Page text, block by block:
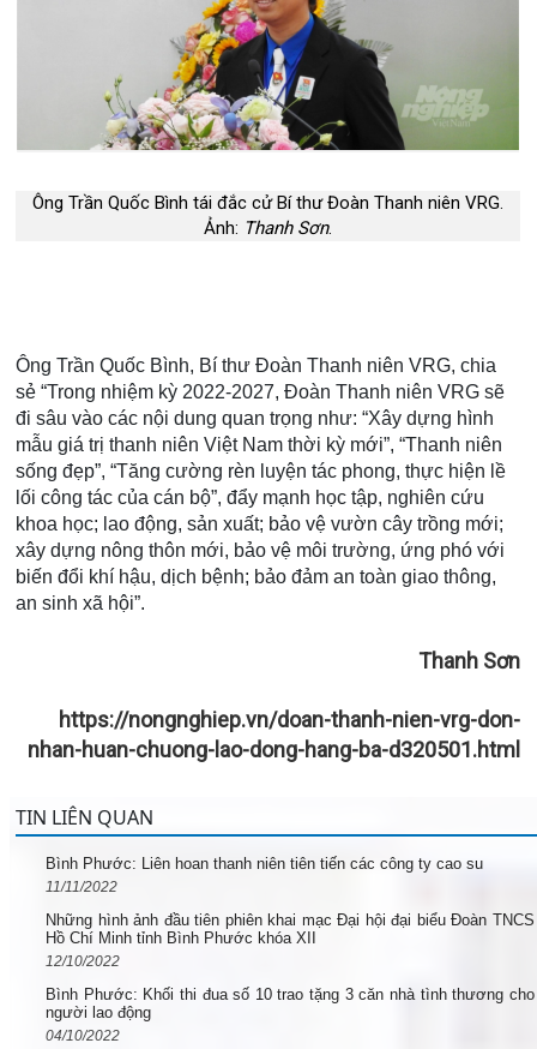
Ông Trần Quốc Bình tái đắc cử Bí thư Đoàn Thanh niên VRG.
Ảnh: Thanh Sơn.
Ông Trần Quốc Bình, Bí thư Đoàn Thanh niên VRG, chia
sẻ “Trong nhiệm kỳ 2022-2027, Đoàn Thanh niên VRG sẽ
đi sâu vào các nội dung quan trọng như: “Xây dựng hình
mẫu giá trị thanh niên Việt Nam thời kỳ mới”, “Thanh niên
sống đẹp”, “Tăng cường rèn luyện tác phong, thực hiện lề
lối công tác của cán bộ”, đẩy mạnh học tập, nghiên cứu
khoa học; lao động, sản xuất; bảo vệ vườn cây trồng mới;
xây dựng nông thôn mới, bảo vệ môi trường, ứng phó với
biến đổi khí hậu, dịch bệnh; bảo đảm an toàn giao thông,
an sinh xã hội”.
Thanh Sơn
https://nongnghiep.vn/doan-thanh-nien-vrg-don-
nhan-huan-chuong-lao-dong-hang-ba-d320501.html
TIN LIÊN QUAN
Bình Phước: Liên hoan thanh niên tiên tiến các công ty cao su
11/11/2022
Những hình ảnh đầu tiên phiên khai mạc Đại hội đại biểu Đoàn TNCS
Hồ Chí Minh tỉnh Bình Phước khóa XII
12/10/2022
Bình Phước: Khối thi đua số 10 trao tặng 3 căn nhà tình thương cho
người lao động
04/10/2022